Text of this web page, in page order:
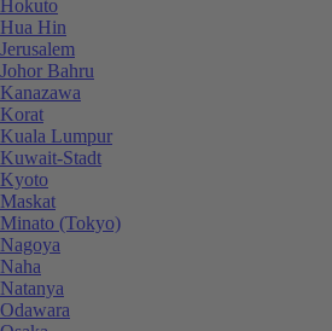
Hokuto
Hua Hin
Jerusalem
Johor Bahru
Kanazawa
Korat
Kuala Lumpur
Kuwait-Stadt
Kyoto
Maskat
Minato (Tokyo)
Nagoya
Naha
Natanya
Odawara